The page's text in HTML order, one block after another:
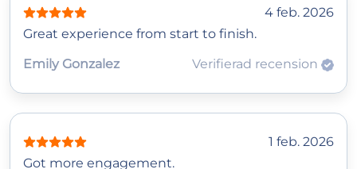
4 feb. 2026
Great experience from start to finish.
Emily Gonzalez
Verifierad recension
1 feb. 2026
Got more engagement.